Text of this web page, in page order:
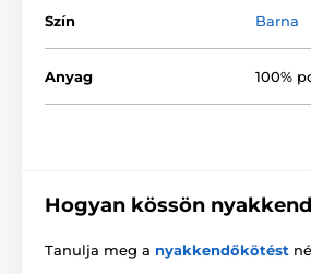
Szín Barna
Anyag 100%
Hogyan kössön
Tanulja meg a nyakkendőkötést